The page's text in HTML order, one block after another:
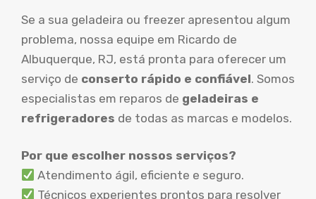
Se a sua geladeira ou freezer apresentou algum
problema, nossa equipe em Ricardo de
Albuquerque, RJ, está pronta para oferecer um
serviço de conserto rápido e confiável. Somos
especialistas em reparos de geladeiras e
refrigeradores de todas as marcas e modelos.
Por que escolher nossos serviços?
Atendimento ágil, eficiente e seguro.
Técnicos experientes prontos para resolver